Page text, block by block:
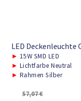
LED Deckenleuchte
► 15W SMD LED
► Lichtfarbe Neutral
► Rahmen Silber
57,07€